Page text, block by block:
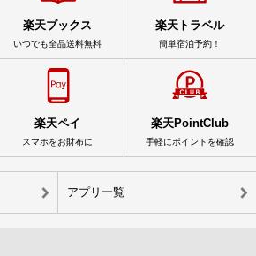
楽天ブックス
いつでも全品送料無料
楽天トラベル
簡単宿泊予約！
楽天ペイ
スマホをお財布に
楽天PointClub
手軽にポイントを確認
アプリ一覧